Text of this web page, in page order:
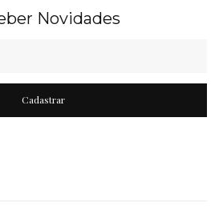
Novidades
Cadastrar